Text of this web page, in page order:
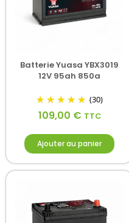
Batterie Yuasa YBX3019
12V 95ah 850a
(30)
109,00 € TTC
Ajouter au panier